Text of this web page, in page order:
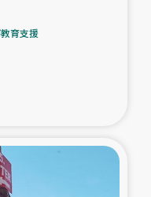
支援
子ども支援
育支援